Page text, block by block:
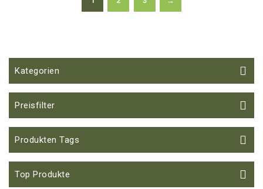
Kategorien
Preisfilter
Produkten Tags
Top Produkte